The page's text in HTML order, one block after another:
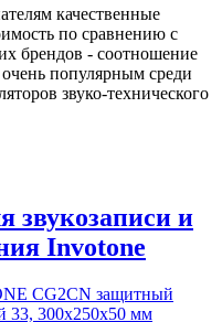
качественные
по сравнению с
брендов - соотношение
очень популярным среди
звуко-технического
звукозаписи и
Invotone